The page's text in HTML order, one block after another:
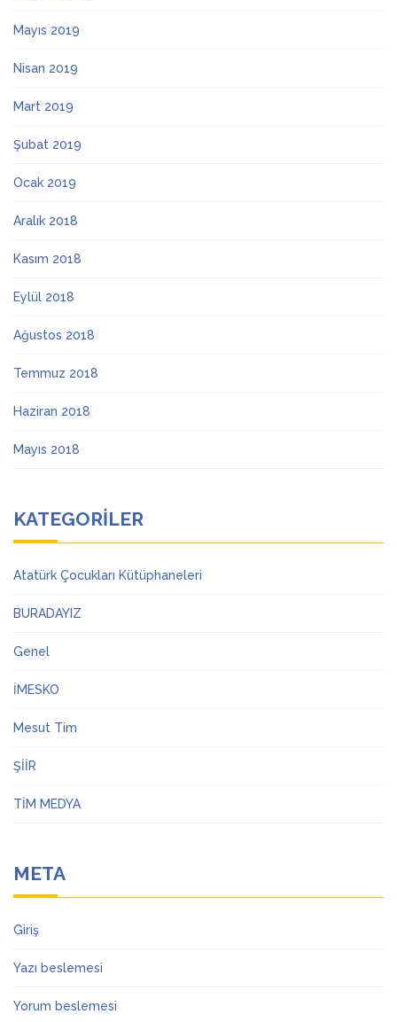
Mayıs 2019
Nisan 2019
Mart 2019
Şubat 2019
Ocak 2019
Aralık 2018
Kasım 2018
Eylül 2018
Ağustos 2018
Temmuz 2018
Haziran 2018
Mayıs 2018
KATEGORILER
Atatürk Çocukları Kütüphaneleri
BURADAYIZ
Genel
İMESKO
Mesut Tim
ŞİİR
TİM MEDYA
META
Giriş
Yazı beslemesi
Yorum beslemesi